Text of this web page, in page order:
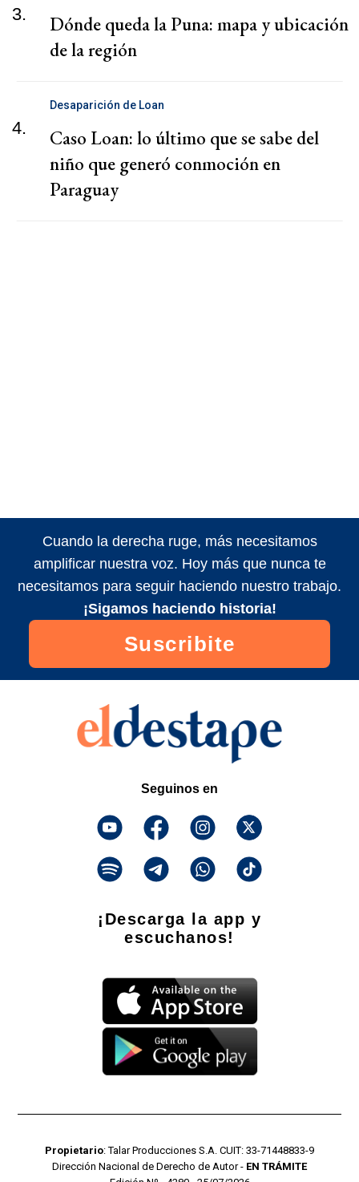
3.
Dónde queda la Puna: mapa y ubicación
de la región
4.
Desaparición de Loan
Caso Loan: lo último que se sabe del
niño que generó conmoción en
Paraguay
Cuando la derecha ruge, más necesitamos
amplificar nuestra voz. Hoy más que nunca te
necesitamos para seguir haciendo nuestro trabajo.
¡Sigamos haciendo historia!
Suscribite
Seguinos en
¡Descarga la app y
escuchanos!
Propietario: Talar Producciones S.A. CUIT: 33-71448833-9
Dirección Nacional de Derecho de Autor - EN TRÁMITE